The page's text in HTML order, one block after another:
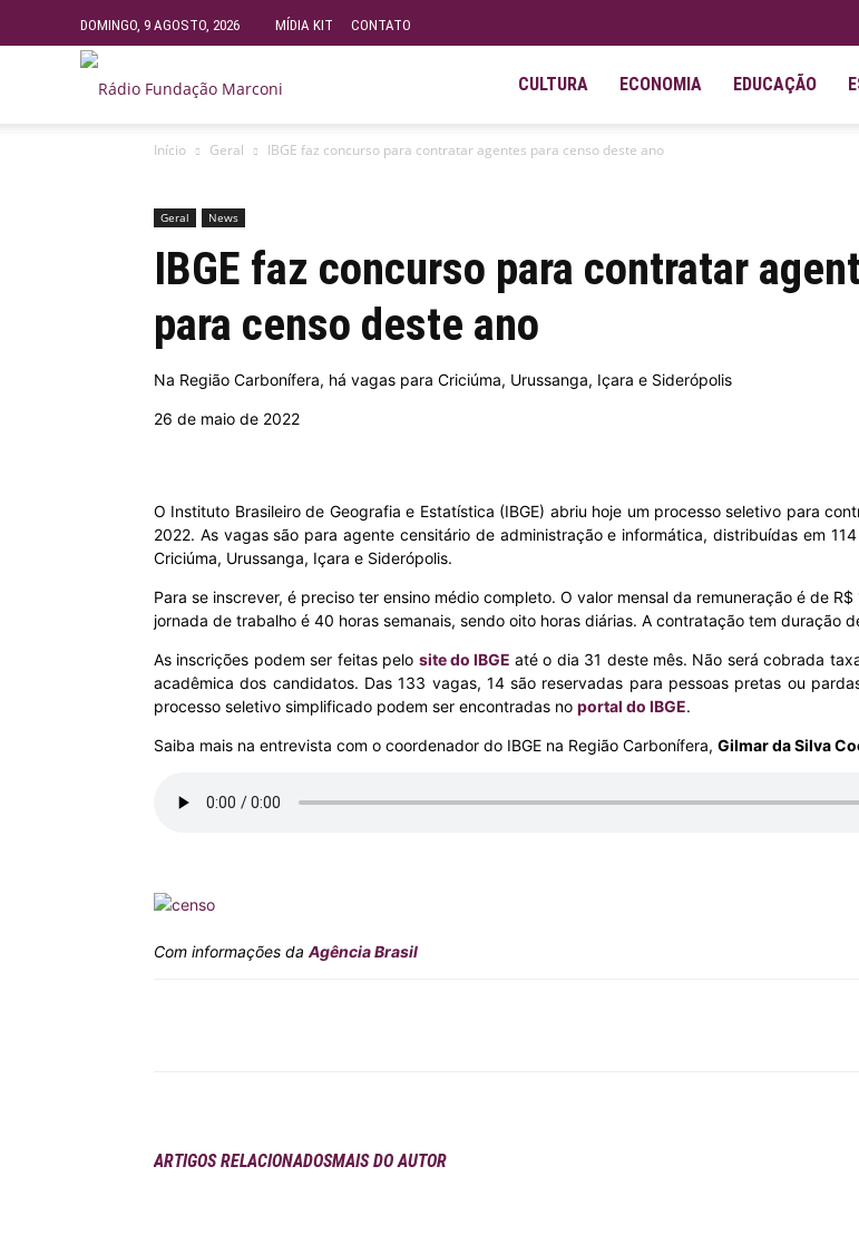
DOMINGO, 9 AGOSTO, 2026 MÍDIA KIT CONTATO
Fundação
–
MHZ
CULTURA ECONOMIA EDUCAÇÃO
Início Geral IBGE faz concurso para contratar agentes para censo deste ano
Geral News
IBGE faz concurso para contratar
para censo deste ano
Na Região Carbonífera, há vagas para Criciúma, Urussanga, Içara e Siderópolis
26 de maio de 2022
O Instituto Brasileiro de Geografia e Estatística (IBGE) abriu hoje um processo seletivo para
2022. As vagas são para agente censitário de administração e informática, distribuídas em
Criciúma, Urussanga, Içara e Siderópolis.
Para se inscrever, é preciso ter ensino médio completo. O valor mensal da remuneração é de
jornada de trabalho é 40 horas semanais, sendo oito horas diárias. A contratação tem duração
As inscrições podem ser feitas pelo site do IBGE até o dia 31 deste mês. Não será cobrada
acadêmica dos candidatos. Das 133 vagas, 14 são reservadas para pessoas pretas ou
processo seletivo simplificado podem ser encontradas no portal do IBGE.
Saiba mais na entrevista com o coordenador do IBGE na Região Carbonífera, Gilmar da Silva
Com informações da Agência Brasil
ARTIGOS RELACIONADOSMAIS DO AUTOR